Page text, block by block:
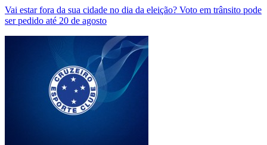
Vai estar fora da sua cidade no dia da eleição? Voto em trânsito pode
ser pedido até 20 de agosto